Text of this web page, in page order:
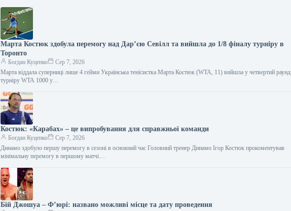
Марта Костюк здобула перемогу над Дар’єю Севілл та вийшла до 1/8 фіналу турніру в
Торонто
Богдан Куценко
Сер 7, 2026
Марта віддала суперниці лише 4 гейми Українська тенісистка Марта Костюк (WTA, 11) вийшла у четвертий раунд
турніру WTA 1000 у…
Костюк: «Карабах» – це випробування для справжньої команди
Богдан Куценко
Сер 7, 2026
Динамо здобуло першу перемогу в сезоні в основний час Головний тренер Динамо Ігор Костюк прокоментував
мінімальну перемогу в першому матчі…
Бій Джошуа – Ф’юрі: названо можливі місце та дату проведення